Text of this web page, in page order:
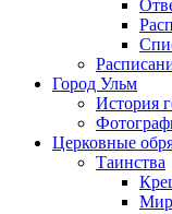
Город Ульм
История
Церковные
Таинства